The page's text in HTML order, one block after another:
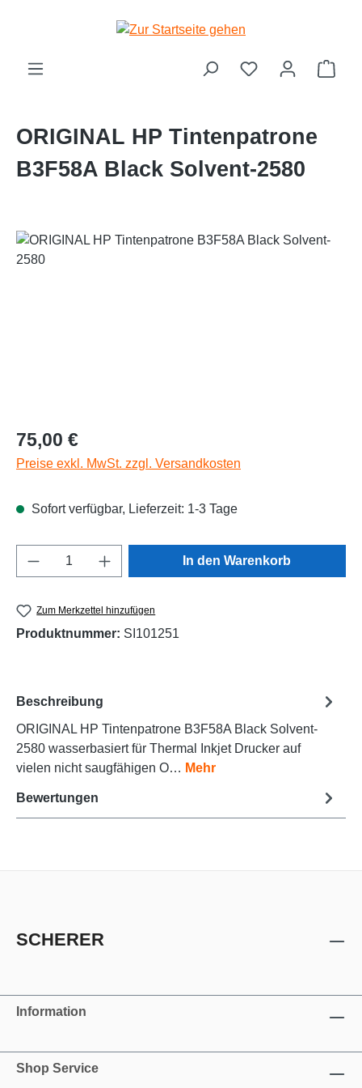
Zum Hauptinhalt springen
ORIGINAL HP Tintenpatrone
B3F58A Black Solvent-2580
Bildergalerie überspringen
Regulärer Preis:
75,00 €
Preise exkl. MwSt. zzgl. Versandkosten
Sofort verfügbar, Lieferzeit: 1-3 Tage
Produkt Anzahl: Gib den gewünschten
In den Warenkorb
Zum Merkzettel hinzufügen
Produktnummer: SI101251
Beschreibung
ORIGINAL HP Tintenpatrone B3F58A Black Solvent-
2580 wasserbasiert für Thermal Inkjet Drucker auf
vielen nicht saugfähigen O… Mehr
Bewertungen
SCHERER
Information
Shop Service